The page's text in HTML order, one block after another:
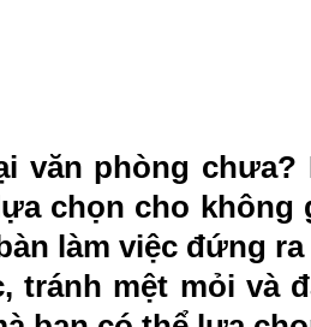
văn phòng chưa?
chọn cho không
làm việc đứng
tránh mệt mỏi và